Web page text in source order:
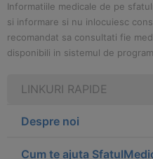
Informatiile medicale de pe
si informare si nu inlocuiesc
recomandat sa consultati fie
disponibili in sistemul de
LINKURI RAPIDE
Despre noi
Cum te ajuta